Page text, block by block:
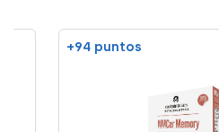
+94 puntos